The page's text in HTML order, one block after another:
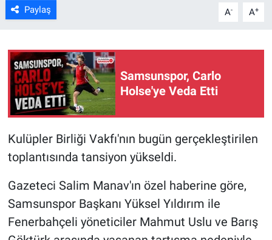
Paylaş A- A+
Samsunspor, Carlo
Holse'ye Veda Etti
Kulüpler Birliği Vakfı'nın bugün gerçekleştirilen
toplantısında tansiyon yükseldi.
Gazeteci Salim Manav'ın özel haberine göre,
Samsunspor Başkanı Yüksel Yıldırım ile
Fenerbahçeli yöneticiler Mahmut Uslu ve Barış